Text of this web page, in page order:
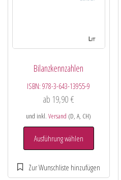
Bilanzkennzahlen
ISBN:978-3-643-13955-9
ab 19,90€
und inkl.Versand (D, A, CH)
Ausführung wählen